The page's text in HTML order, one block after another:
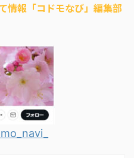
報「コドモなび」編集部